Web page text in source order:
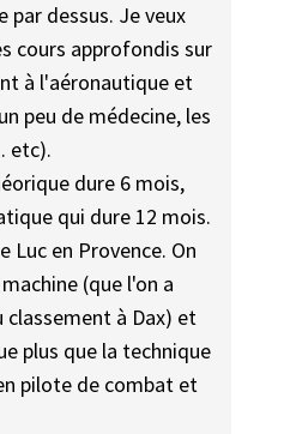
par dessus. Je veux
cours approfondis sur
à l'aéronautique et
peu de médecine, les
etc).
dure 6 mois,
qui dure 12 mois.
Luc en Provence. On
(que l'on a
à Dax) et
plus que la technique
pilote de combat et